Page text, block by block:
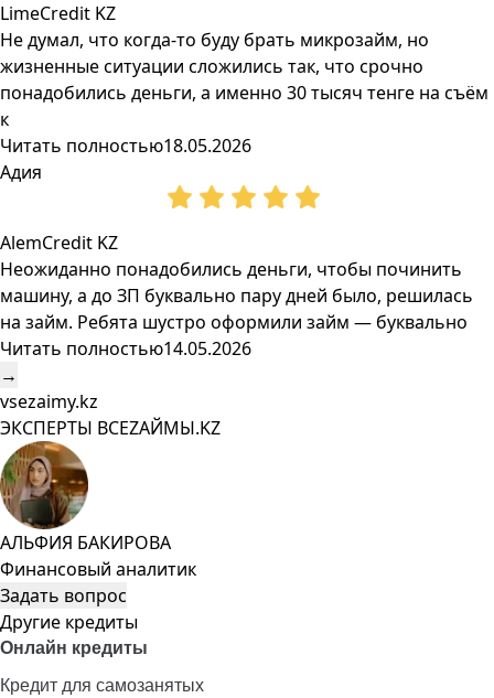
LimeCredit KZ
Не думал, что когда-то буду брать микрозайм, но
жизненные ситуации сложились так, что срочно
понадобились деньги, а именно 30 тысяч тенге на съём
к
Читать полностью18.05.2026
Адия
AlemCredit KZ
Неожиданно понадобились деньги, чтобы починить
машину, а до ЗП буквально пару дней было, решилась
на займ. Ребята шустро оформили займ — буквально
Читать полностью14.05.2026
→
vsezaimy.kz
ЭКСПЕРТЫ ВСЕZAЙМЫ.KZ
АЛЬФИЯ БАКИРОВА
Финансовый аналитик
Задать вопрос
Другие кредиты
Онлайн кредиты
Кредит для самозанятых